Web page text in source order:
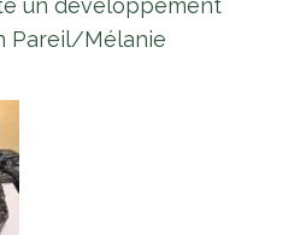
un développement
Pareil/Mélanie